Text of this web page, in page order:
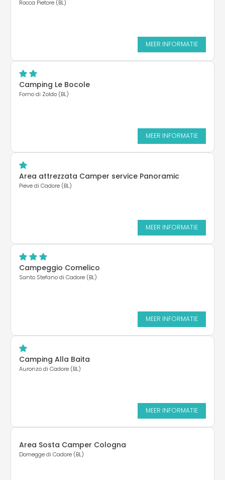
Rocca Pietore (BL)
MEER INFORMATIE
Camping Le Bocole
Forno di Zoldo (BL)
MEER INFORMATIE
Area attrezzata Camper service Panoramic
Pieve di Cadore (BL)
MEER INFORMATIE
Campeggio Comelico
Santo Stefano di Cadore (BL)
MEER INFORMATIE
Camping Alla Baita
Auronzo di Cadore (BL)
MEER INFORMATIE
Area Sosta Camper Cologna
Domegge di Cadore (BL)